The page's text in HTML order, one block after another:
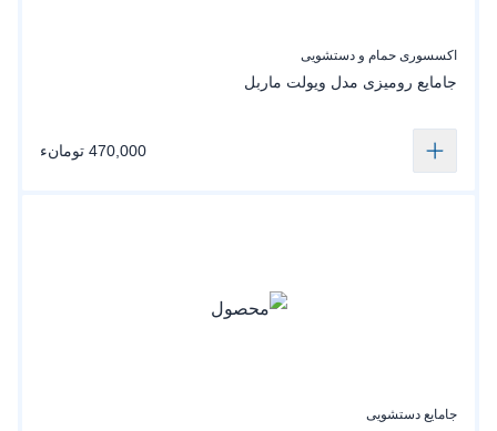
اکسسوری حمام و دستشویی
جامایع رومیزی مدل ویولت ماربل
470,000 تومانء
جامایع دستشویی